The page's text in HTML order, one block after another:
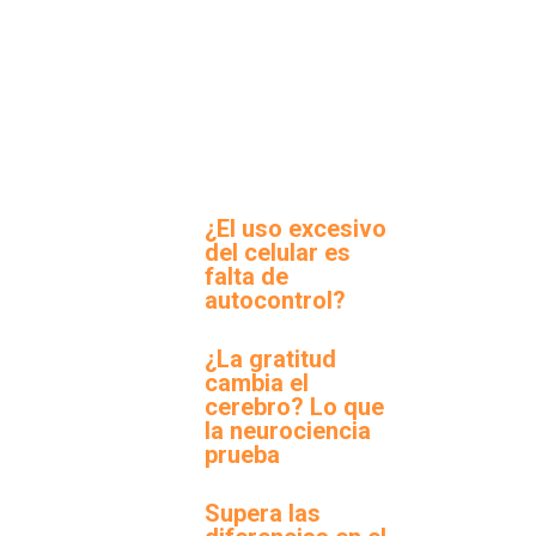
¿El uso excesivo
del celular es
falta de
autocontrol?
¿La gratitud
cambia el
cerebro? Lo que
la neurociencia
prueba
Supera las